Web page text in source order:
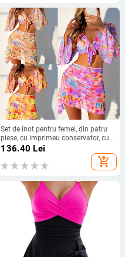
Set de înot pentru femei, din patru
piese, cu imprimeu conservator, cu
bureți pentru sâni, fără suport
metalic; material principal: 82%
poliester, căptușeală: 18% spandex
136.40 Lei
add_shopping_cart